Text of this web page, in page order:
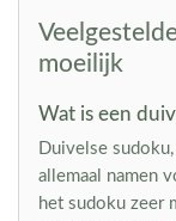
moeilijk
Wat is een
Duivelse
allemaal namen
het sudoku zeer